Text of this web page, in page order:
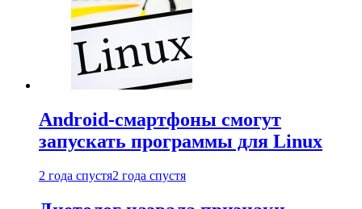
Android-смартфоны смогут
запускать программы для Linux
2 года спустя2 года спустя